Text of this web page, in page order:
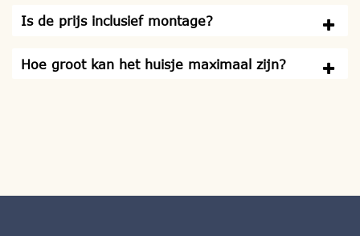
Is de prijs inclusief montage?
Hoe groot kan het huisje maximaal zijn?